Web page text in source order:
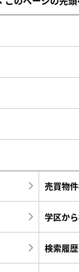
売買物
学区か
検索履歴